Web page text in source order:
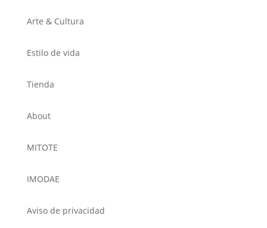
Arte & Cultura
Estilo de vida
Tienda
About
MITOTE
IMODAE
Aviso de privacidad